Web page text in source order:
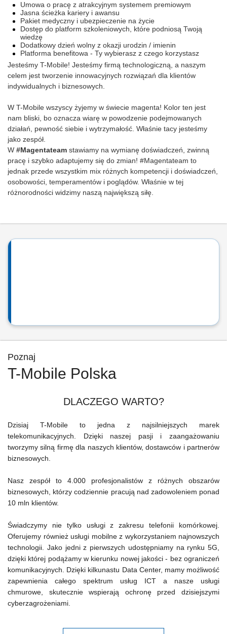
Umowa o pracę z atrakcyjnym systemem premiowym
Jasna ścieżka kariery i awansu
Pakiet medyczny i ubezpieczenie na życie
Dostęp do platform szkoleniowych, które podniosą Twoją
wiedzę
Dodatkowy dzień wolny z okazji urodzin / imienin
Platforma benefitowa - Ty wybierasz z czego korzystasz
Jesteśmy T-Mobile! Jesteśmy firmą technologiczną, a naszym
celem jest tworzenie innowacyjnych rozwiązań dla klientów
indywidualnych i biznesowych.
W T-Mobile wszyscy żyjemy w świecie magenta! Kolor ten jest
nam bliski, bo oznacza wiarę w powodzenie podejmowanych
działań, pewność siebie i wytrzymałość. Właśnie tacy jesteśmy
jako zespół.
W #Magentateam stawiamy na wymianę doświadczeń, zwinną
pracę i szybko adaptujemy się do zmian! #Magentateam to
jednak przede wszystkim mix różnych kompetencji i doświadczeń,
osobowości, temperamentów i poglądów. Właśnie w tej
różnorodności widzimy naszą największą siłę.
Poznaj
T-Mobile Polska
DLACZEGO WARTO?
Dzisiaj T-Mobile to jedna z najsilniejszych marek
telekomunikacyjnych. Dzięki naszej pasji i zaangażowaniu
tworzymy silną firmę dla naszych klientów, dostawców i partnerów
biznesowych.
Nasz zespół to 4.000 profesjonalistów z różnych obszarów
biznesowych, którzy codziennie pracują nad zadowoleniem ponad
10 mln klientów.
Świadczymy nie tylko usługi z zakresu telefonii komórkowej.
Oferujemy również usługi mobilne z wykorzystaniem najnowszych
technologii. Jako jedni z pierwszych udostępniamy na rynku 5G,
dzięki której podążamy w kierunku nowej jakości - bez ograniczeń
komunikacyjnych. Dzięki kilkunastu Data Center, mamy możliwość
zapewnienia całego spektrum usług ICT a nasze usługi
chmurowe, skutecznie wspierają ochronę przed dzisiejszymi
cyberzagrożeniami.